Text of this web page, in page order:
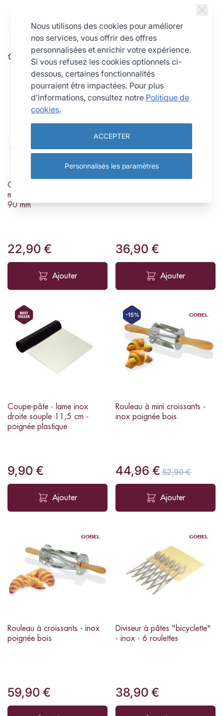
Pâtisserie et Boulangerie
Ustensiles de pâtisserie
Diviseurs et coupe pâtes
Coupe croissant grand
modèle - inox - 200 x 100 x
90 mm
22,90 €
Ajouter
36,90 €
Ajouter
Coupe-pâte - lame inox
droite souple 11,5 cm -
poignée plastique
9,90 €
Ajouter
-15%
Rouleau à mini croissants -
inox poignée bois
44,96 € 52,90 €
Ajouter
Rouleau à croissants - inox
poignée bois
59,90 €
Diviseur à pâtes "bicyclette"
- inox - 6 roulettes
38,90 €
Nous utilisons des cookies pour améliorer
nos services, vous offrir des offres
personnalisées et enrichir votre expérience.
Si vous refusez les cookies optionnels ci-
dessous, certaines fonctionnalités
pourraient être impactées. Pour plus
d’informations, consultez notre Politique de
cookies.
ACCEPTER
Personnalisés les paramètres